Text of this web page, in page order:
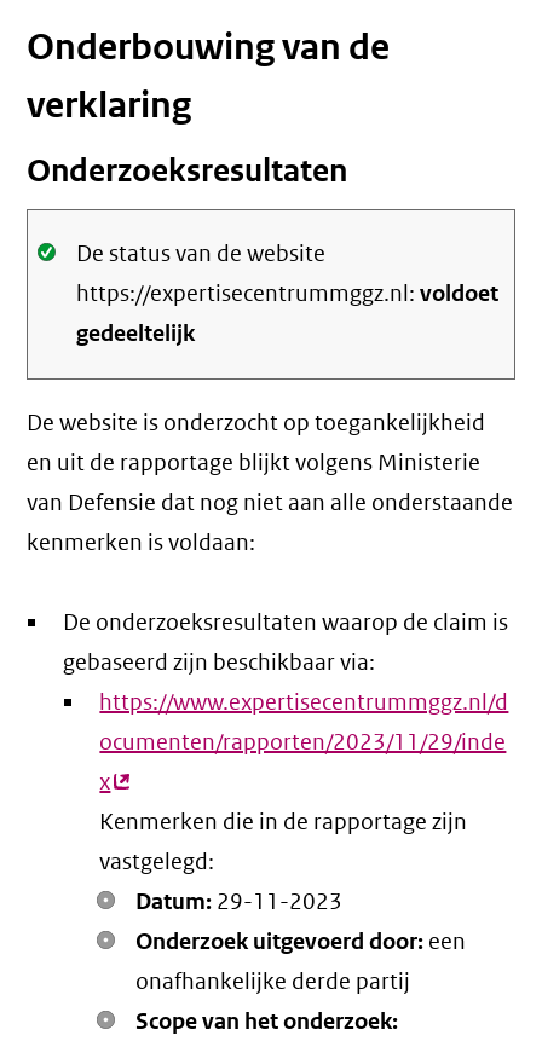
Onderbouwing van de
verklaring
Onderzoeksresultaten
Oké.
De status van de website
https://expertisecentrummggz.nl:voldoet
gedeeltelijk
De website is onderzocht op toegankelijkheid
en uit de rapportage blijkt volgens Ministerie
van Defensie dat nog niet aan alle onderstaande
kenmerken is voldaan:
De onderzoeksresultaten waarop de claim is
gebaseerd zijn beschikbaar via:
https://www.expertisecentrummggz.nl/d
ocumenten/rapporten/2023/11/29/inde
x(externe
link)
Kenmerken die in de rapportage zijn
vastgelegd:
Datum: 29-11-2023
Onderzoek uitgevoerd door: een
onafhankelijke derde partij
Scope van het onderzoek: